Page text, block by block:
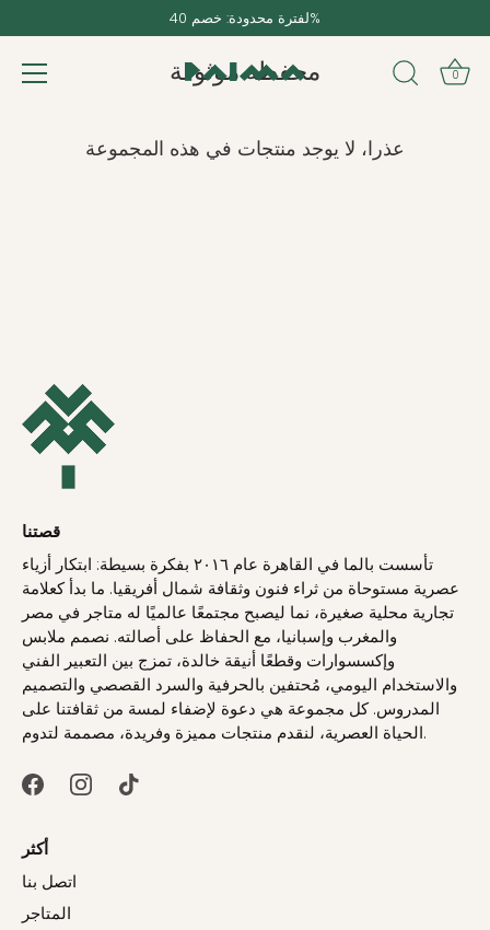
الى
المحتوى
لفترة محدودة: خصم 40%
0 محفظة موثوقة
عذرا، لا يوجد منتجات في هذه المجموعة
قصتنا
تأسست بالما في القاهرة عام ٢٠١٦ بفكرة بسيطة: ابتكار أزياء
عصرية مستوحاة من ثراء فنون وثقافة شمال أفريقيا. ما بدأ كعلامة
تجارية محلية صغيرة، نما ليصبح مجتمعًا عالميًا له متاجر في مصر
والمغرب وإسبانيا، مع الحفاظ على أصالته. نصمم ملابس
وإكسسوارات وقطعًا أنيقة خالدة، تمزج بين التعبير الفني
والاستخدام اليومي، مُحتفين بالحرفية والسرد القصصي والتصميم
المدروس. كل مجموعة هي دعوة لإضفاء لمسة من ثقافتنا على
الحياة العصرية، لنقدم منتجات مميزة وفريدة، مصممة لتدوم.
أكثر
اتصل بنا
المتاجر